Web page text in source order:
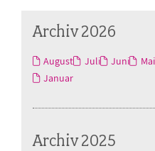
Archiv 2026
August Juli Juni Mai
Januar
Archiv 2025